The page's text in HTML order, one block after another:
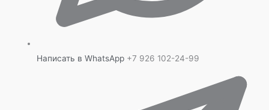
Написать в WhatsApp +7 926 102-24-99